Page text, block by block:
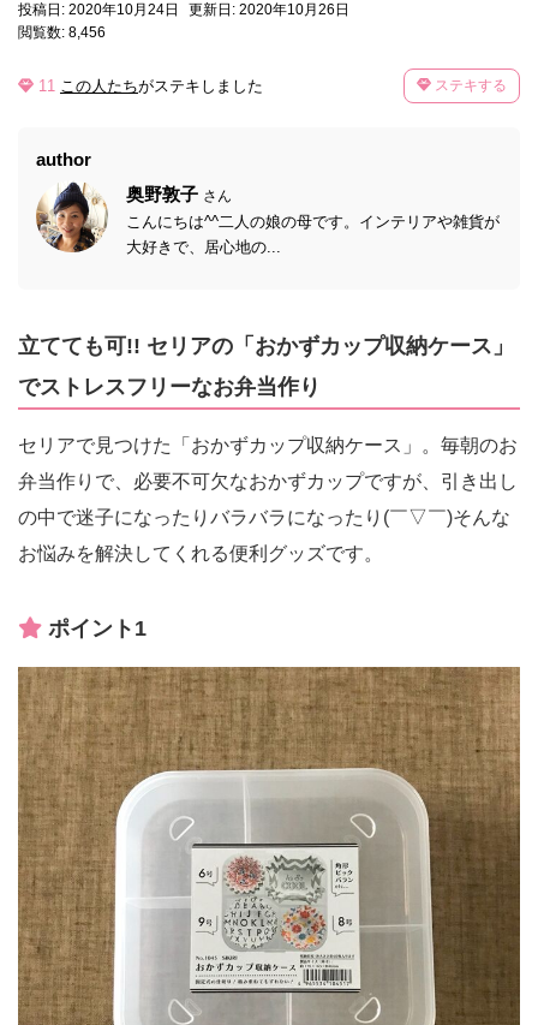
投稿日: 2020年10月24日
更新日: 2020年10月26日
閲覧数: 8,456
11 この人たちがステキしました ステキする
author
奥野敦子 さん
こんにちは^^二人の娘の母です。インテリアや雑貨が
大好きで、居心地の...
立てても可!! セリアの「おかずカップ収納ケース」
でストレスフリーなお弁当作り
セリアで見つけた「おかずカップ収納ケース」。毎朝のお
弁当作りで、必要不可欠なおかずカップですが、引き出し
の中で迷子になったりバラバラになったり(￣▽￣)そんな
お悩みを解決してくれる便利グッズです。
ポイント1